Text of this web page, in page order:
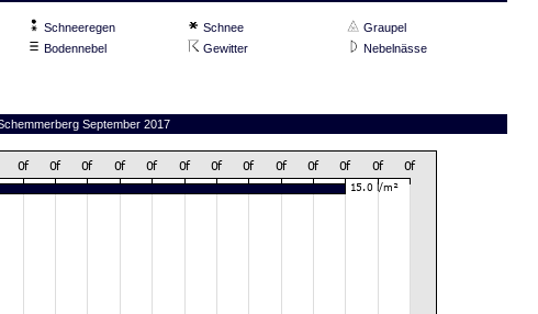
Schneeregen Schnee
Graupel
Bodennebel Gewitter
Nebelnässe
September 2017